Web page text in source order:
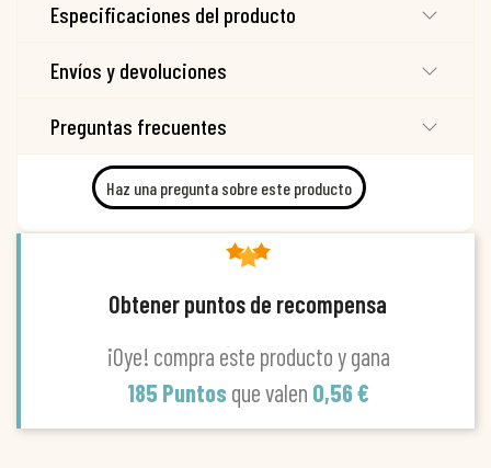
Especificaciones del producto
Envíos y devoluciones
Preguntas frecuentes
Haz una pregunta sobre este producto
Obtener puntos de recompensa
¡Oye! compra este producto y gana
185 Puntos que valen 0,56 €